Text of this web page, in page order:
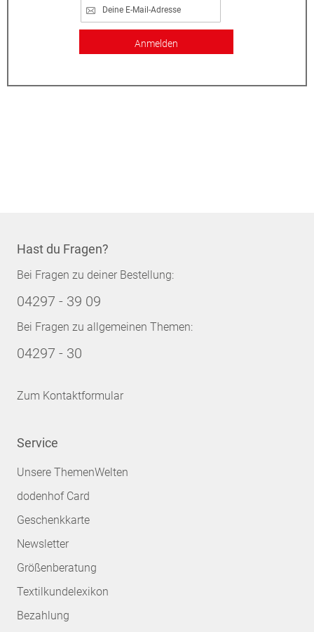
Anmelden
Hast du Fragen?
Bei Fragen zu deiner Bestellung:
04297 - 39 09
Bei Fragen zu allgemeinen Themen:
04297 - 30
Zum Kontaktformular
Service
Unsere ThemenWelten
dodenhof Card
Geschenkkarte
Newsletter
Größenberatung
Textilkundelexikon
Bezahlung